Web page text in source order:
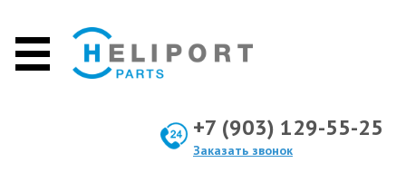
+7 (903) 129-55-25
Заказать звонок